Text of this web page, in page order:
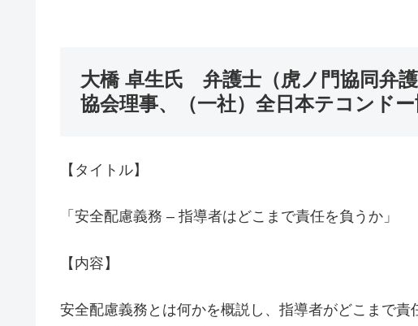
大橋 卓生氏 弁護士（虎ノ門協同弁
協会理事、（一社）全日本テコンドー
【タイトル】
「安全配慮義務 – 指導者はどこまで責任を負うか」
【内容】
安全配慮義務とは何かを概説し、指導者がどこまで